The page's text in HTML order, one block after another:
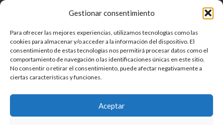
Gestionar consentimiento
Para ofrecer las mejores experiencias, utilizamos tecnologías como las
cookies para almacenar y/o acceder a la información del dispositivo. El
consentimiento de estas tecnologías nos permitirá procesar datos como el
comportamiento de navegación o las identificaciones únicas en este sitio.
No consentir o retirar el consentimiento, puede afectar negativamente a
ciertas características y funciones.
Aceptar